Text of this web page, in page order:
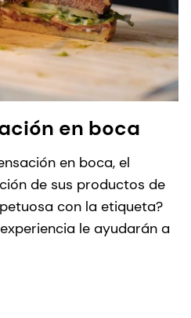
en boca
en boca, el
de sus productos de
con la etiqueta?
le ayudarán a